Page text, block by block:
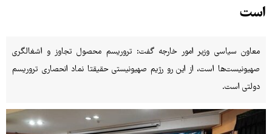
است
معاون سیاسی وزیر امور خارجه گفت: تروریسم محصول تجاوز و اشغالگری
صهیونیست‌ها است، از این رو رژیم صهیونیستی حقیقتا نماد انحصاری تروریسم
دولتی است.